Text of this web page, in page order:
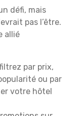
défi, mais
pas l’être.
allié
par prix,
ou par
votre hôtel